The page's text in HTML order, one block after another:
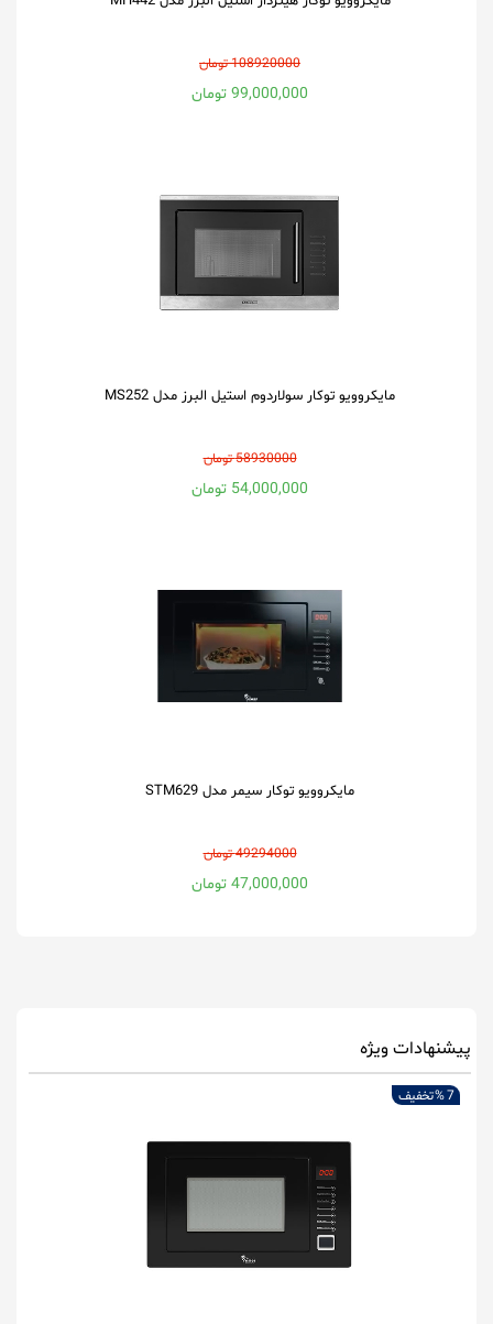
108920000 تومان
99,000,000 تومان
مایکروویو توکار سولاردوم استیل البرز مدل MS252
58930000 تومان
54,000,000 تومان
مایکروویو توکار سیمر مدل STM629
49294000 تومان
47,000,000 تومان
پیشنهادات ویژه
7 % تخفیف